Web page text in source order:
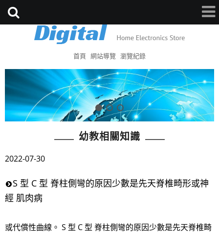
首頁 網站導覽 瀏覽紀錄
幼教相關知識
2022-07-30
S 型 C 型 脊柱側彎的原因少數是先天脊椎畸形或神
經 肌肉病
或代償性曲線。 S 型 C 型 脊柱側彎的原因少數是先天脊椎畸